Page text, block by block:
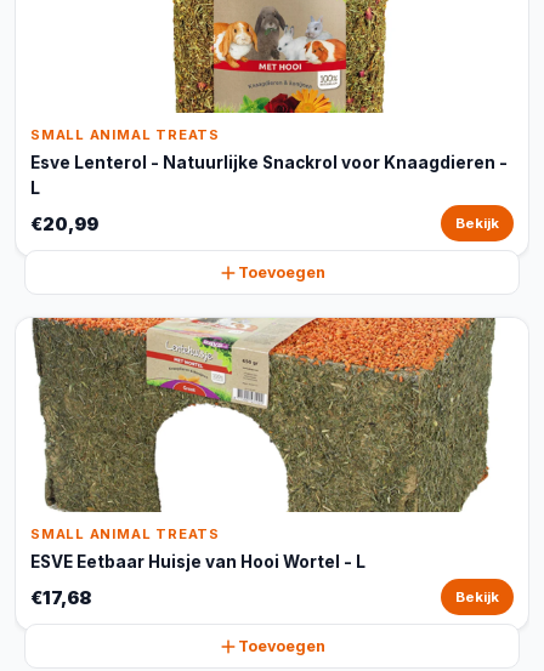
SMALL ANIMAL TREATS
Esve Lenterol - Natuurlijke Snackrol voor Knaagdieren -
L
€20,99 Bekijk
Toevoegen
SMALL ANIMAL TREATS
ESVE Eetbaar Huisje van Hooi Wortel - L
€17,68 Bekijk
Toevoegen